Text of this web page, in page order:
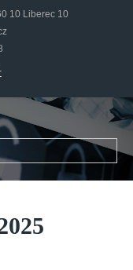
10 Liberec 10